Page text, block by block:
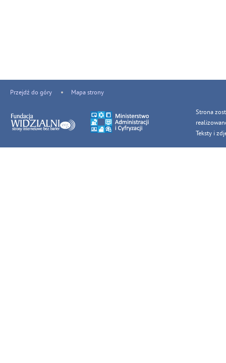
Przejdź do góry Mapa strony
Strona
Teksty i